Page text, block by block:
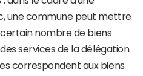
une commune peut mettre
nombre de biens
services de la délégation.
correspondent aux biens